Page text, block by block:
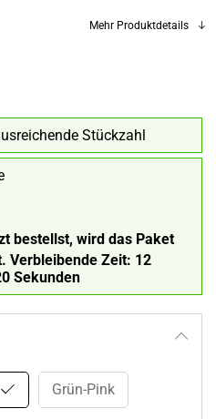
Mehr Produktdetails
Stückzahl
bestellst, wird das Paket
Verbleibende Zeit: 12
Sekunden
Grün-Pink